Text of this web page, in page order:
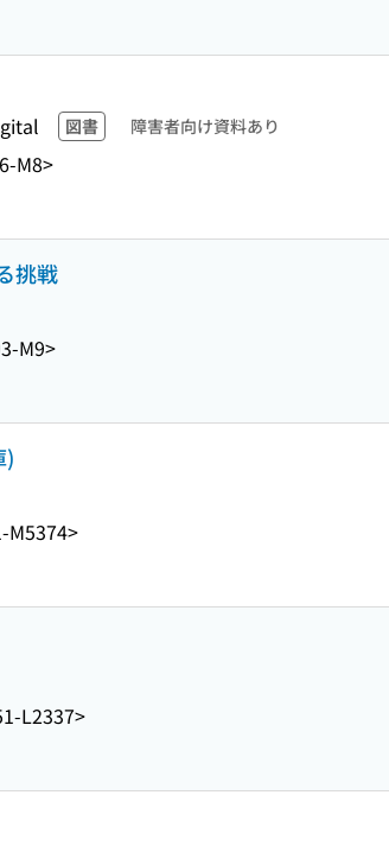
図書 障害者向け資料あり
M8>
挑戦
M9>
)
M5374>
L2337>